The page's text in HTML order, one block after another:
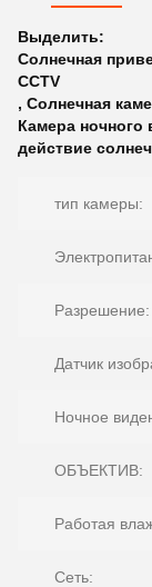
Выделить:
Солнечная
CCTV
, Солнечная
Камера ночного
действие
тип камеры:
Разрешение:
Датчик
Ночное
ОБЪЕКТИВ:
Работая
Сеть: